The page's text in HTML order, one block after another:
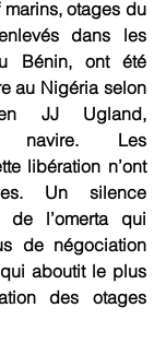
otages du
dans les
Bénin, ont été
au Nigéria selon
JJ Ugland,
navire. Les
libération n’ont
Un silence
l’omerta qui
de négociation
aboutit le plus
des otages